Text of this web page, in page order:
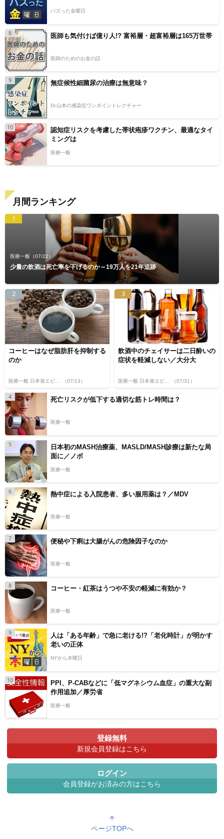
バズった金曜日
8 医師も気付けば億り人!? 富裕層・超富裕層は165万世帯
医師のためのお金の話
9 無症候性細菌尿の治療は無意味？
Dr.山本の感染症ワンポイントレクチャー
10
認知症リスクを考慮した帯状疱疹ワクチン、最適なタイ
ミングは
医療一般
月間ランキング
1
医療一般 （07/22）
少量の飲酒は死亡率を下げるのか～19万人を21年追跡
2
コーヒーはなぜ脂肪肝を抑制する
のか
医療一般 日本発エビデンス （07/13）
3
飲酒中のチェイサーは二日酔いの
症状を軽減しない／大分大
医療一般 日本発エビデンス （07/31）
4 死亡リスクが低下する適切な筋トレ時間は？
医療一般
5
日本初のMASH治療薬、MASLD/MASH診療は新たな局
面に／ノボ
医療一般
6 熱中症による入院患者、多い服用薬は？／MDV
医療一般
7 便秘や下痢は大腸がんの危険因子なのか
医療一般
8 コーヒー・紅茶はうつや不安の軽減に有効か？
医療一般
9
人は「ある年齢」で急に老ける!?「老化時計」が明かす
老いの正体
NYから木曜日
10
PPI、P-CABなどに「低マグネシウム血症」の重大な副
作用追加／厚労省
医療一般
登録無料
新規会員登録はこちら
ログイン
会員登録がお済みの方はこちら
ページTOPへ